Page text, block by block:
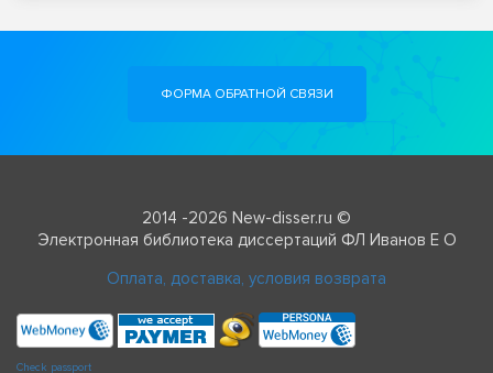
ФОРМА ОБРАТНОЙ СВЯЗИ
2014 -2026 New-disser.ru ©
Электронная библиотека диссертаций ФЛ Иванов Е О
Оплата, доставка, условия возврата
Check passport